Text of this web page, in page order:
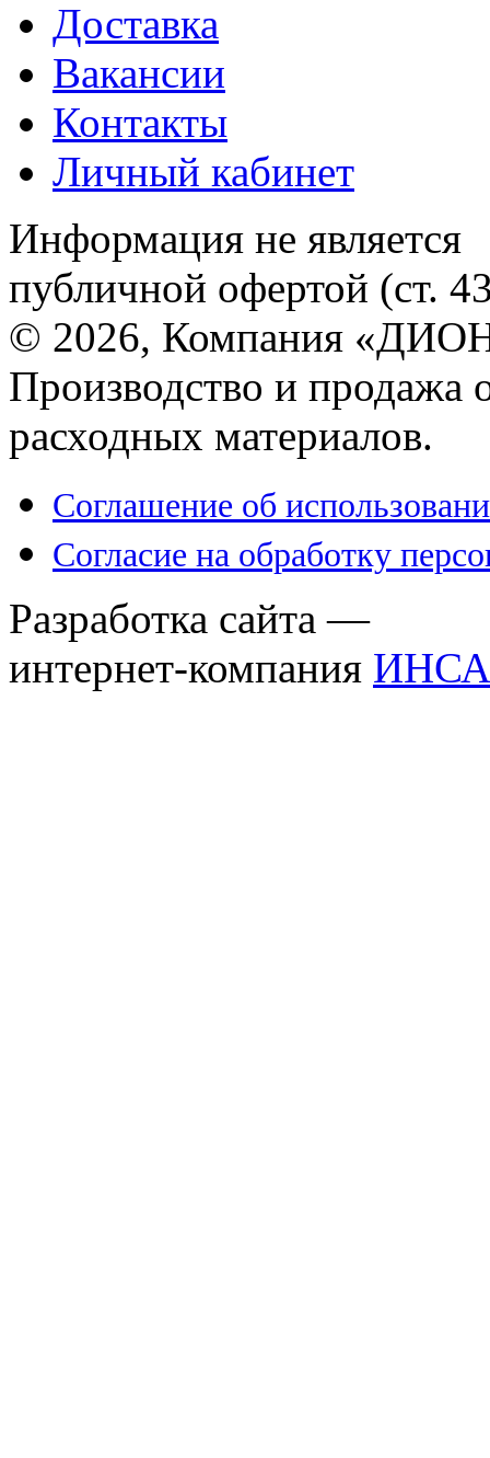
Доставка
Вакансии
Контакты
Личный кабинет
Информация не является
публичной офертой (ст.
© 2026, Компания
Производство и продажа
расходных материалов.
Соглашение об
Согласие на обработку
Разработка сайта —
интернет-компания